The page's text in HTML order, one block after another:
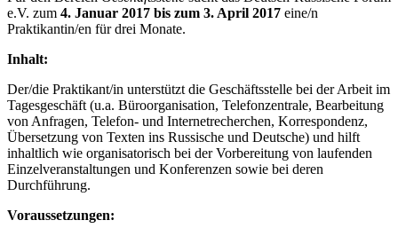
e.V. zum 4. Januar 2017 bis zum 3. April 2017 eine/n
Praktikantin/en für drei Monate.
Inhalt:
Der/die Praktikant/in unterstützt die Geschäftsstelle bei der Arbeit im
Tagesgeschäft (u.a. Büroorganisation, Telefonzentrale, Bearbeitung
von Anfragen, Telefon- und Internetrecherchen, Korrespondenz,
Übersetzung von Texten ins Russische und Deutsche) und hilft
inhaltlich wie organisatorisch bei der Vorbereitung von laufenden
Einzelveranstaltungen und Konferenzen sowie bei deren
Durchführung.
Voraussetzungen: